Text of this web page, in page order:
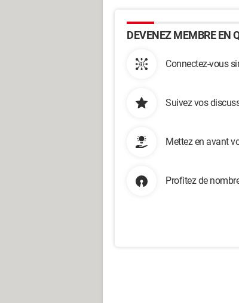
DEVENEZ MEMBRE EN
Connectez-vous
Suivez vos
Mettez en avant
Profitez de